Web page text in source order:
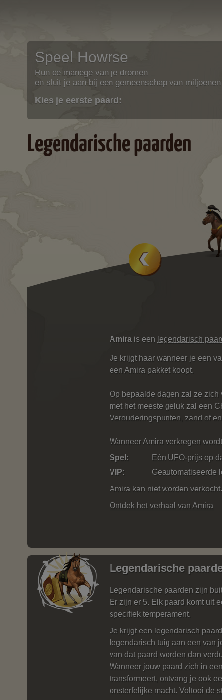
Speel Howrse
Run de manege van je dromen
en sluit je aan bij een gemeenschap van
Kies je eerste paard:
Legendarische paarden
Amira is een legendarisch
Je krijgt haar wanneer je een
een Amira pakket koopt.
Op bepaalde dagen zal ze
met het meeste geluk zal een
Verouderingspunten, zand of
Wanneer Amira verkregen
Spel:
Eén UFO-prijs op
VIP:
Geautomatiseerde
Amira kan niet worden verkocht.
Ontdek het verhaal van Amira
Legendarische
Legendarische paarden zijn
Er zijn er 5. Elk paard komt uit
specifiek temperament.
Je krijgt een legendarisch
legendarisch tuig aan een van
van dat paard worden dan
Wanneer jouw paard zich in
transformeert, ontvang je ook
onsterfelijke macht. Voltooi de